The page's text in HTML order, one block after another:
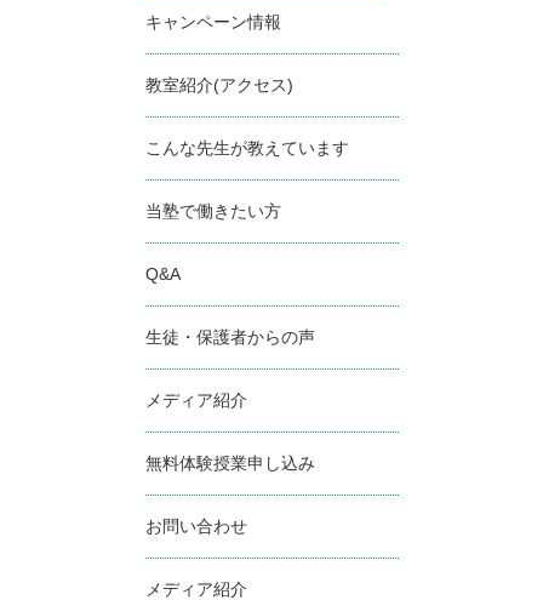
キャンペーン情報
教室紹介(アクセス)
こんな先生が教えています
当塾で働きたい方
Q&A
生徒・保護者からの声
メディア紹介
無料体験授業申し込み
お問い合わせ
メディア紹介